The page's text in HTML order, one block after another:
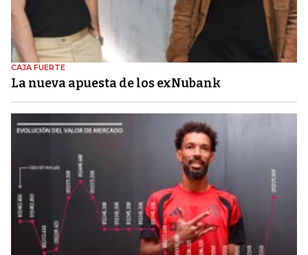
CAJA FUERTE
La nueva apuesta de los exNubank